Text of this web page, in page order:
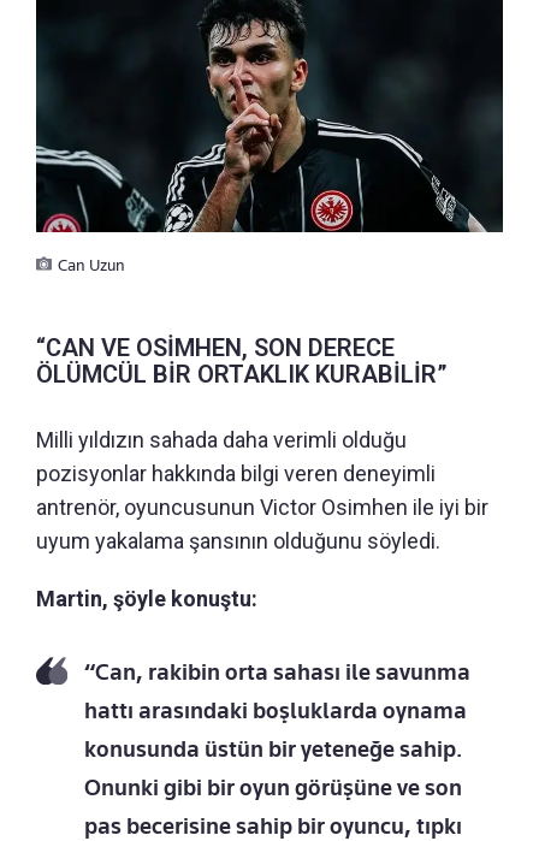
Can Uzun
“CAN VE OSİMHEN, SON DERECE
ÖLÜMCÜL BİR ORTAKLIK KURABİLİR”
Milli yıldızın sahada daha verimli olduğu
pozisyonlar hakkında bilgi veren deneyimli
antrenör, oyuncusunun Victor Osimhen ile iyi bir
uyum yakalama şansının olduğunu söyledi.
Martin, şöyle konuştu:
“Can, rakibin orta sahası ile savunma
hattı arasındaki boşluklarda oynama
konusunda üstün bir yeteneğe sahip.
Onunki gibi bir oyun görüşüne ve son
pas becerisine sahip bir oyuncu, tıpkı